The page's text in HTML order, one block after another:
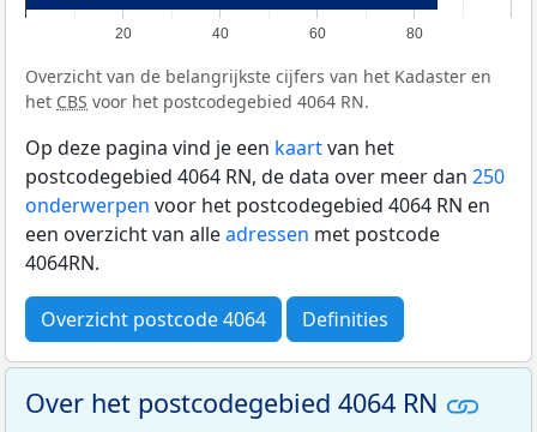
20 40 60 80
Overzicht van de belangrijkste cijfers van het Kadaster en
het CBS voor het postcodegebied 4064 RN.
Op deze pagina vind je een kaartvan het
postcodegebied 4064 RN, de data over meer dan 250
onderwerpen voor het postcodegebied 4064 RN en
een overzicht van alleadressen met postcode
4064RN.
Overzicht postcode 4064 Definities
Over het postcodegebied 4064 RN